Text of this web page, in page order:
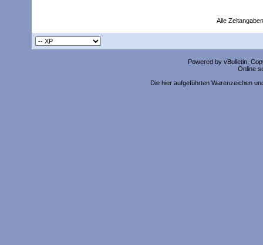
Alle
Powered by vBulletin,
Online
Die hier aufgeführten Warenzeichen